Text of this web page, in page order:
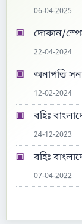
06-04-2025
▣ দোকান/
22-04-2024
▣ অনাপত্তি
12-02-2024
▣ বহিঃ
24-12-2023
▣ বহিঃ
07-04-2022